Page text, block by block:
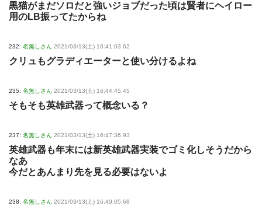
黒猫がまだソロだと強いジョブだった頃は賢者にヘイロー
用のLB振ってたからね
232: 名無しさん 2021/03/13(土) 16:41:03.62
クリュもグラディエーターと使い分けるよね
235: 名無しさん 2021/03/13(土) 16:44:45.45
そもそも英雄武器って概念いる？
237: 名無しさん 2021/03/13(土) 16:47:36.93
英雄武器も年末には新英雄武器実装でゴミ化しそうだから
なあ
今だとあんまり先を見る必要はないよ
238: 名無しさん 2021/03/13(土) 16:49:05.68